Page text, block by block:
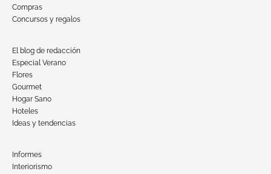
Compras
Concursos y regalos
El blog de redacción
Especial Verano
Flores
Gourmet
Hogar Sano
Hoteles
Ideas y tendencias
Informes
Interiorismo